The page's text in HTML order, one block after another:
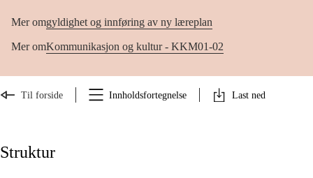
Mer omgyldighet og innføring av ny læreplan
Mer omKommunikasjon og kultur - KKM01-02
Til forside Innholdsfortegnelse Last ned
Struktur